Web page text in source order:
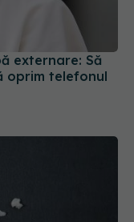
externare: Să
oprim telefonul